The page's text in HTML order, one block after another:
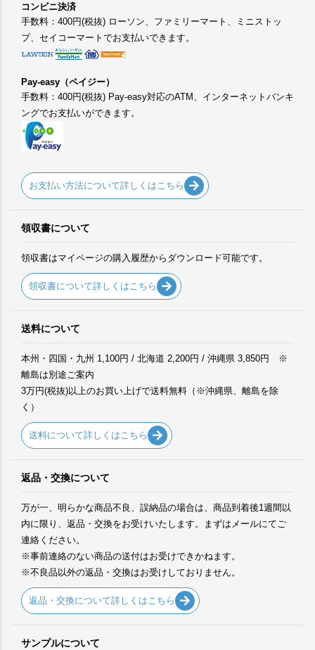
コンビニ決済
手数料：400円(税抜) ローソン、ファミリーマート、ミニストッ
プ、セイコーマートでお支払いできます。
Pay-easy（ペイジー）
手数料：400円(税抜) Pay-easy対応のATM、インターネットバンキ
ングでお支払いができます。
お支払い方法について詳しくはこちら
領収書について
領収書はマイページの購入履歴からダウンロード可能です。
領収書について詳しくはこちら
送料について
本州・四国・九州 1,100円 / 北海道 2,200円 / 沖縄県 3,850円 ※
離島は別途ご案内
3万円(税抜)以上のお買い上げで送料無料（※沖縄県、離島を除
く）
送料について詳しくはこちら
返品・交換について
万が一、明らかな商品不良、誤納品の場合は、商品到着後1週間以
内に限り、返品・交換をお受けいたします。まずはメールにてご
連絡ください。
※事前連絡のない商品の送付はお受けできかねます。
※不良品以外の返品・交換はお受けしておりません。
返品・交換について詳しくはこちら
サンプルについて